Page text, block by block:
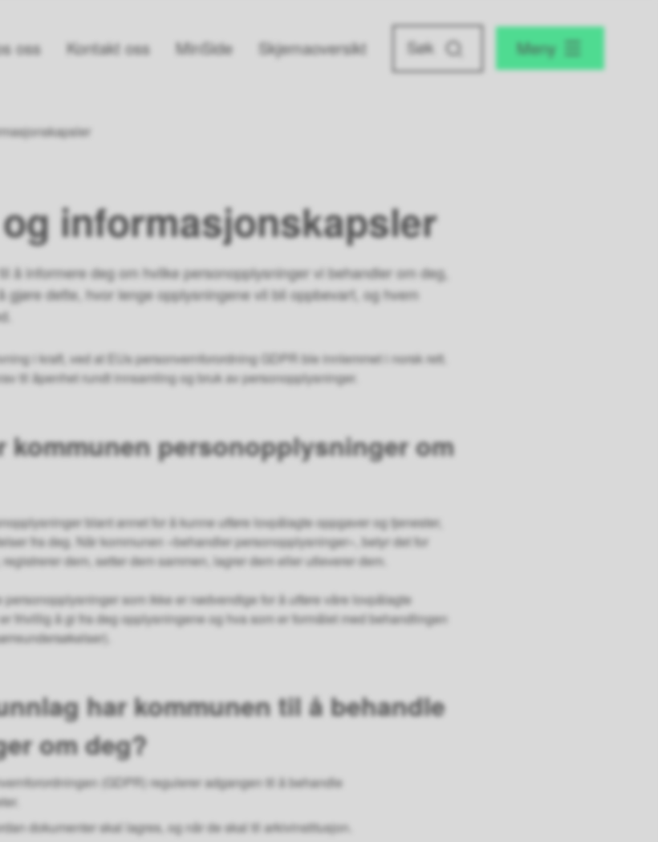
oss Kontakt oss MinSide Skjemaoversikt Meny
informasjonskapsler
å informere deg om hvilke personopplysninger vi behandler om deg,
gjøre dette, hvor lenge opplysningene vil bli oppbevart, og hvem
i kraft, ved at EUs personvernforordning GDPR ble innlemmet i norsk rett.
til åpenhet rundt innsamling og bruk av personopplysninger.
kommunen personopplysninger om
blant annet for å kunne utføre lovpålagte oppgaver og tjenester,
fra deg. Når kommunen «behandler personopplysninger», betyr det for
dem, setter dem sammen, lagrer dem eller utleverer dem.
som ikke er nødvendige for å utføre våre lovpålagte
frivillig å gi fra deg opplysningene og hva som er formålet med behandlingen
har kommunen til å behandle
om deg?
(GDPR) regulerer adgangen til å behandle
dokumenter skal lagres, og når de skal til arkivinstitusjon.